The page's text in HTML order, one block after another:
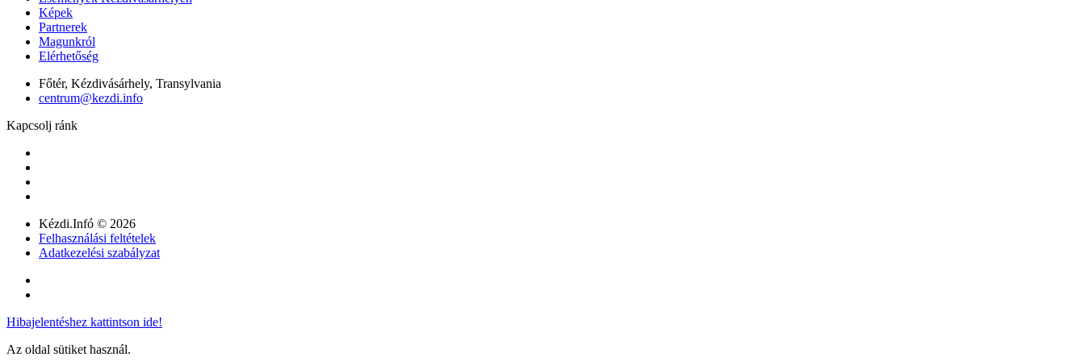
Képek
Partnerek
Magunkról
Elérhetőség
Főtér, Kézdivásárhely, Transylvania
centrum@kezdi.info
Kapcsolj ránk
Kézdi.Infó © 2026
Felhasználási feltételek
Adatkezelési szabályzat
Hibajelentéshez kattintson ide!
Az oldal sütiket használ.